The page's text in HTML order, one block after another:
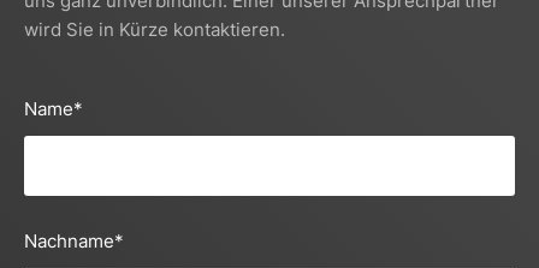
wird Sie in Kürze kontaktieren.
Name*
Nachname*